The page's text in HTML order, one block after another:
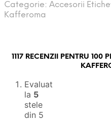
Categorie: Accesorii
Kafferoma
1117 RECENZII PENTRU 100
Evaluat
la 5
stele
din 5